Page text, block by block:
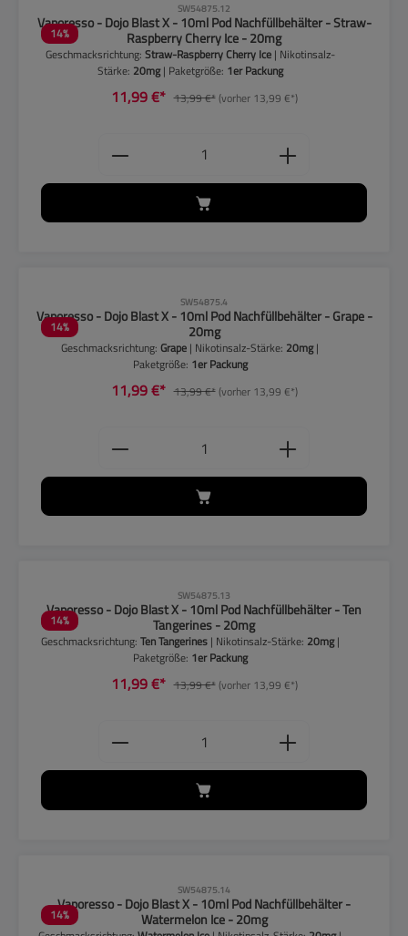
14%
SW54875.12
Vaporesso - Dojo Blast X - 10ml Pod Nachfüllbehälter - Straw-
Raspberry Cherry Ice - 20mg
Geschmacksrichtung: Straw-Raspberry Cherry Ice | Nikotinsalz-
Stärke: 20mg| Paketgröße: 1er Packung
11,99 €* 13,99 €*(vorher 13,99 €*)
Produkt Anzahl: Gib den
14%
SW54875.4
Vaporesso - Dojo Blast X - 10ml Pod Nachfüllbehälter - Grape -
20mg
Geschmacksrichtung:Grape | Nikotinsalz-Stärke: 20mg|
Paketgröße: 1er Packung
11,99 €* 13,99 €*(vorher 13,99 €*)
Produkt Anzahl: Gib den
14%
SW54875.13
Vaporesso - Dojo Blast X - 10ml Pod Nachfüllbehälter - Ten
Tangerines - 20mg
Geschmacksrichtung: Ten Tangerines | Nikotinsalz-Stärke: 20mg|
Paketgröße: 1er Packung
11,99 €* 13,99 €*(vorher 13,99 €*)
Produkt Anzahl: Gib den
14%
SW54875.14
Vaporesso - Dojo Blast X - 10ml Pod Nachfüllbehälter -
Watermelon Ice - 20mg